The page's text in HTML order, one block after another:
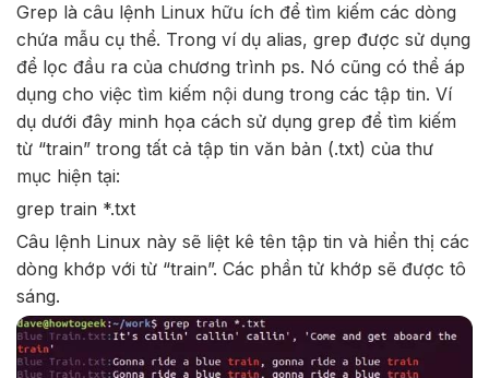
Grep là câu lệnh Linux hữu ích để tìm kiếm các dòng
chứa mẫu cụ thể. Trong ví dụ alias, grep được sử dụng
để lọc đầu ra của chương trình ps. Nó cũng có thể áp
dụng cho việc tìm kiếm nội dung trong các tập tin. Ví
dụ dưới đây minh họa cách sử dụng grep để tìm kiếm
từ “train” trong tất cả tập tin văn bản (.txt) của thư
mục hiện tại:
grep train *.txt
Câu lệnh Linux này sẽ liệt kê tên tập tin và hiển thị các
dòng khớp với từ “train”. Các phần tử khớp sẽ được tô
sáng.